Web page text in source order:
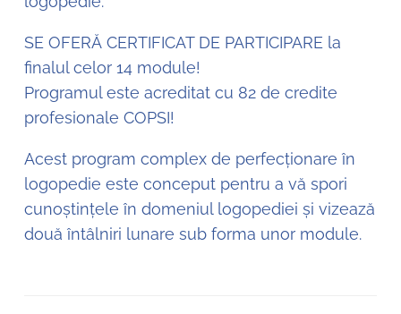
SE OFERĂ CERTIFICAT DE PARTICIPARE la
finalul celor 14 module!
Programul este acreditat cu 82 de credite
profesionale COPSI!
Acest program complex de perfecționare în
logopedie este conceput pentru a vă spori
cunoștințele în domeniul logopediei și vizează
două întâlniri lunare sub forma unor module.